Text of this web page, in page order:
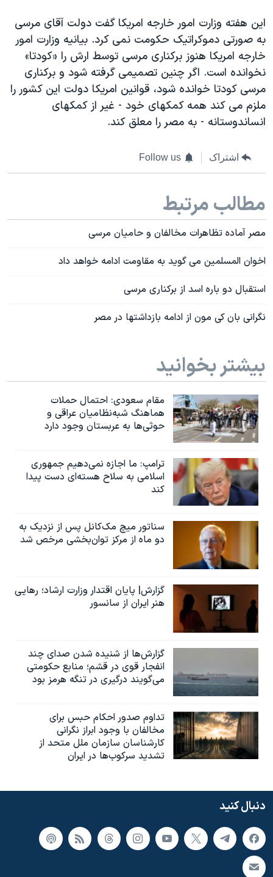
این هفته وزارت امور خارجه امریکا گفت دولت آقای مرسی
به صورتی دموکراتیک حکومت نمی کرد. بیانیه وزارت امور
خارجه امریکا هنوز برکناری مرسی توسط ارش را «کودتا»
نخوانده است. اگر چنین تصمیمی گرفته شود و برکناری
مرسی کودتا خوانده شود، قوانین امریکا دولت این کشور را
ملزم می کند همه کمکهای خود - غیر از کمکهای
انساندوستانه - به مصر را معلق کند.
اشتراک Follow us
مطالب مرتبط
مصر آماده تظاهرات مخالفان و حامیان مرسی
اخوان المسلمین می گوید به مقاومت ادامه خواهد داد
استقبال دو باره اسد از برکناری مرسی
نگرانی بان کی مون از ادامه بازداشتها در مصر
بیشتر بخوانید
مقام سعودی: احتمال حملات
هماهنگ شبه‌نظامیان عراقی و
حوثی‌ها به عربستان وجود دارد
ترامپ: ما اجازه نمی‌دهیم جمهوری
اسلامی به سلاح هسته‌ای دست پیدا
کند
سناتور میچ مک‌کانل پس از نزدیک به
دو ماه از مرکز توان‌بخشی مرخص شد
گزارش| پایان اقتدار وزارت ارشاد؛ رهایی
هنر ایران از سانسور
گزارش‌ها از شنیده شدن صدای چند
انفجار قوی در قشم؛ منابع حکومتی
می‌گویند درگیری در تنگه هرمز بود
تداوم صدور احکام حبس برای
مخالفان با وجود ابراز نگرانی
کارشناسان سازمان ملل متحد از
تشدید سرکوب‌ها در ایران
دنبال کنید